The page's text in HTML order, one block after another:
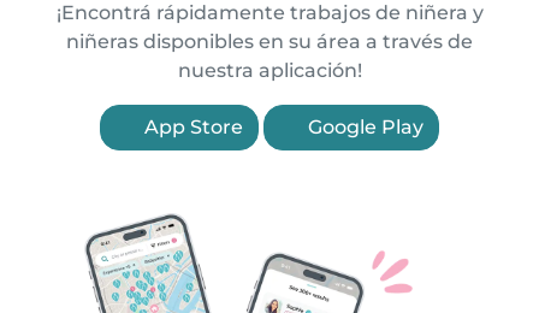
¡Encontrá rápidamente trabajos de niñera y
niñeras disponibles en su área a través de
nuestra aplicación!
App Store Google Play